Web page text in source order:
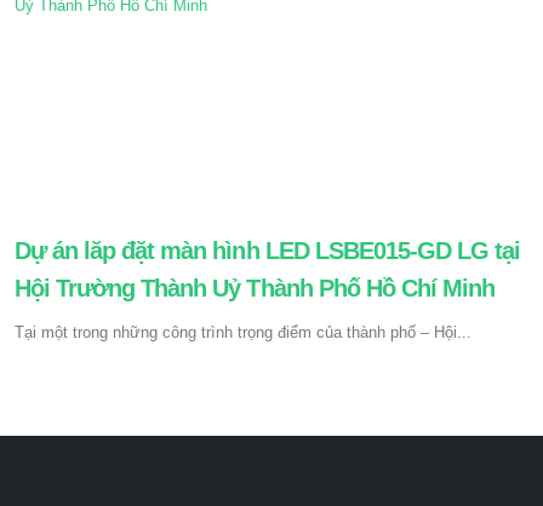
Dự án lăp đặt màn hình LED LSBE015-GD LG tại
Hội Trường Thành Uỷ Thành Phố Hồ Chí Minh
Tại một trong những công trình trọng điểm của thành phố – Hội...